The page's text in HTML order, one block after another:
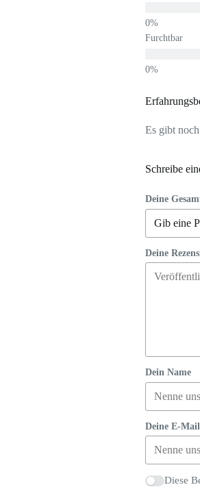
Furchtbar
Es gibt
Schreibe
Deine
Deine
Dein Name
Deine E-
Diese